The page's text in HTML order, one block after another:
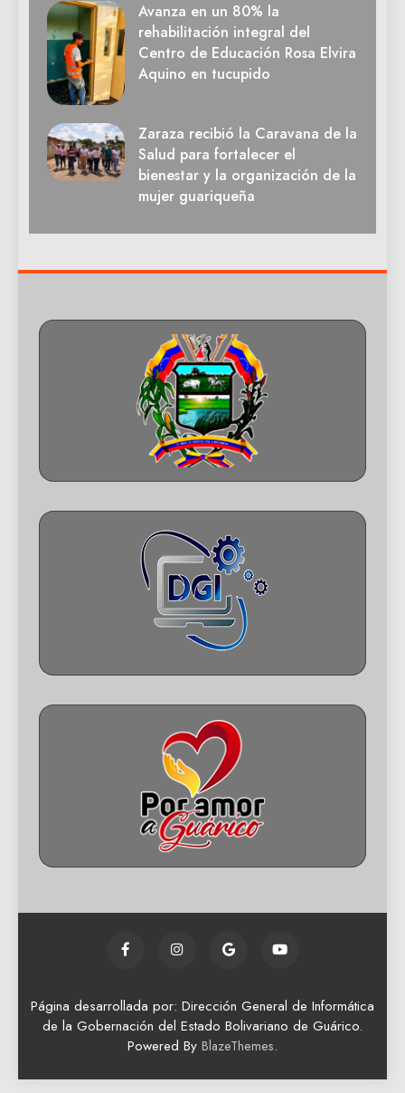
Avanza en un 80% la
rehabilitación integral del
Centro de Educación Rosa Elvira
Aquino en tucupido
Zaraza recibió la Caravana de la
Salud para fortalecer el
bienestar y la organización de la
mujer guariqueña
Página desarrollada por: Dirección General de Informática
de la Gobernación del Estado Bolivariano de Guárico.
Powered By BlazeThemes.